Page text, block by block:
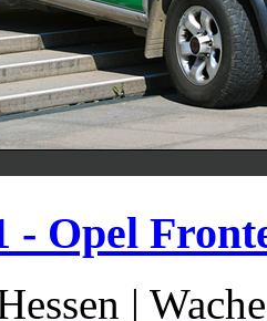
- Opel
|